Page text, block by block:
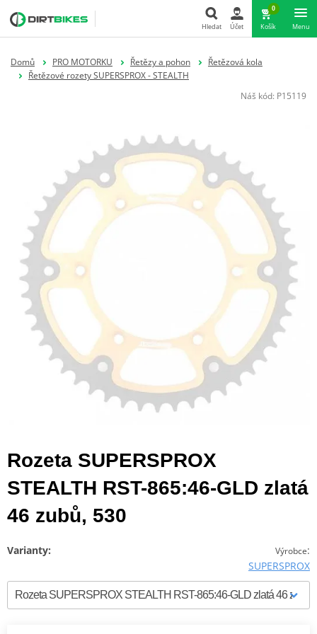
Hledat Účet
0
Košík Menu
Domů PRO MOTORKU Řetězy a pohon
Řetězová kola
Řetězové rozety SUPERSPROX - STEALTH
Náš kód: P15119
Rozeta SUPERSPROX
STEALTH RST-865:46-GLD zlatá
46 zubů, 530
Výrobce:
SUPERSPROX
Varianty: